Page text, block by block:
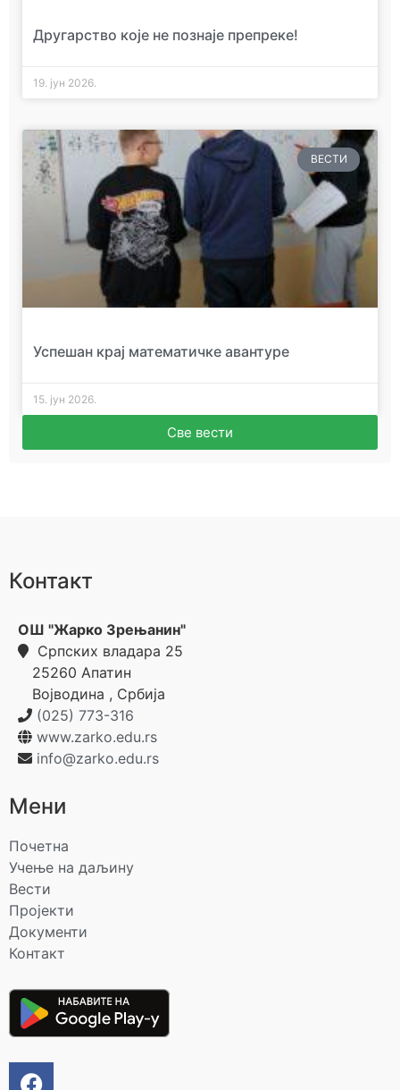
Другарство које не познаје препреке!
19. јун 2026.
ВЕСТИ
Успешан крај математичке авантуре
15. јун 2026.
Све вести
Контакт
ОШ "Жарко Зрењанин"
Српских владара 25
25260 Апатин
Војводина , Србија
(025) 773-316
www.zarko.edu.rs
info@zarko.edu.rs
Мени
Почетна
Учење на даљину
Вести
Пројекти
Документи
Контакт